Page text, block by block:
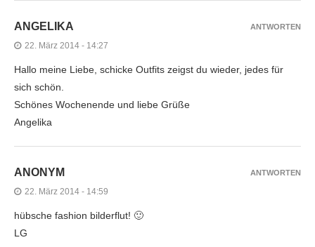
ANGELIKA
22. März 2014 - 14:27
Hallo meine Liebe, schicke Outfits zeigst du wieder, jedes für
sich schön.
Schönes Wochenende und liebe Grüße
Angelika
ANTWORTEN
ANONYM
22. März 2014 - 14:59
hübsche fashion bilderflut! 🙂
LG
ANTWORTEN